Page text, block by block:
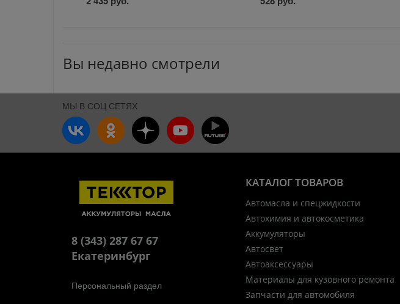
Вы недавно смотрели
МЫ В СОЦ СЕТЯХ
КАТАЛОГ ТОВАРОВ
Автомасла и спецжидкости
Автохимия и автокосметика
Аккумуляторы
Автосвет
Автоаксессуары
Материалы для кузовного ремонта
Запчасти для автомобиля
8 (343) 287 67 67
Екатеринбург
Персональный раздел